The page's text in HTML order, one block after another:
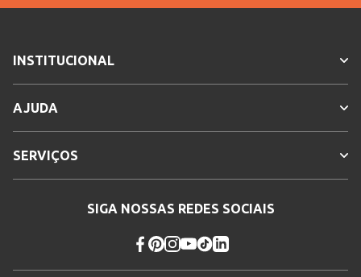
INSTITUCIONAL
AJUDA
SERVIÇOS
SIGA NOSSAS REDES SOCIAIS